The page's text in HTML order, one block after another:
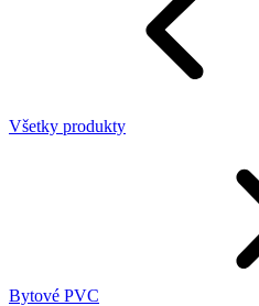
Všetky produkty
Bytové PVC